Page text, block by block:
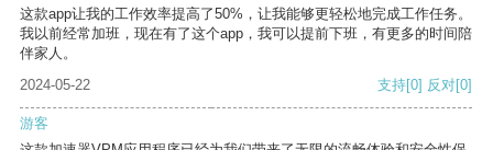
这款app让我的工作效率提高了50%，让我能够更轻松地完成工作任务。
我以前经常加班，现在有了这个app，我可以提前下班，有更多的时间陪
伴家人。
2024-05-22
支持[0] 反对[0]
游客